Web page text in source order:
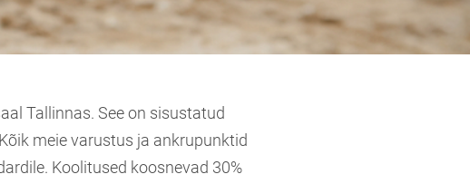
Tallinnas. See on sisustatud
meie varustus ja ankrupunktid
Koolitused koosnevad 30%